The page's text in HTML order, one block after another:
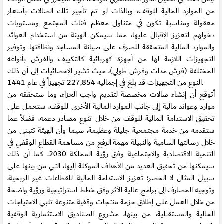
من الموارد المالية للوقف، وبالذات لو تم تأجير تلك الصالات بأسعار
معقولة ومناسبة تكون في متناول معظم فئات المجتمع ومستويات
دخولهم لتعزيز الإقبال عليها، مما سيمكن الهيئة من استخدام العوائد
والموارد المالية المتحققة للصرف على صيانة المساجد ونظافتها وتوفير
التجهيزات اللازمة لها من أجهزة كهربائية كالتكييف والفرش بأنواعه
المختلفة (فرش مدات وفرش طولي)، حيث تشير الإحصائيات إلى أن ذلك
النوع من التجهيزات قد بلغ في إجماليه 227,854 تجهيزاً في عام 1441.
أتوقع أن إنشاء صالات مخصصة لتقديم واجب العزاء، وما ستحققه من
موارد وعوائد مالية إلى جانب الموارد المالية الأخرى للوقف، ستعمل على
تحقيق الاستدامة المالية للوقف من خلال تنوع مصادر دعمه، فضلاً عما
ستقدمه من خدمة مجتمعية جليلة وعظيمة، سيما وأن الهيئة تتبنى من
خلال رسالتها السامية والنبيلة مهمة الرفع من مساهمة القطاع الوقفي في
التنمية الاقتصادية والاجتماعية وفق رؤية المملكة 2030. كما أن ذلك
سيمكنها من تحقيق العديد من الأهداف الموكلة إليها، التي من بينها على
سبيل المثال لا الحصر؛ تعزيز الاستدامة المالية للقطاعات غير الربحية،
وتوجيه المصارف إلى برامج عالية الأثر وفق خطط استراتيجية ورؤية واضحة
من خلال العمل على إطلاق حزمة منتجات وقفية متنوعة تلبي الاحتياجات
الحالية والمستقبلية، من بينها، مشروع الصناديق الاستثمارية الوقفية